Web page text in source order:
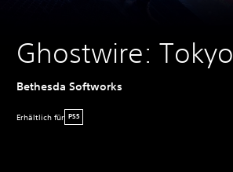
Ghostwire: Tokyo
Bethesda Softworks
Erhältlich für PS5